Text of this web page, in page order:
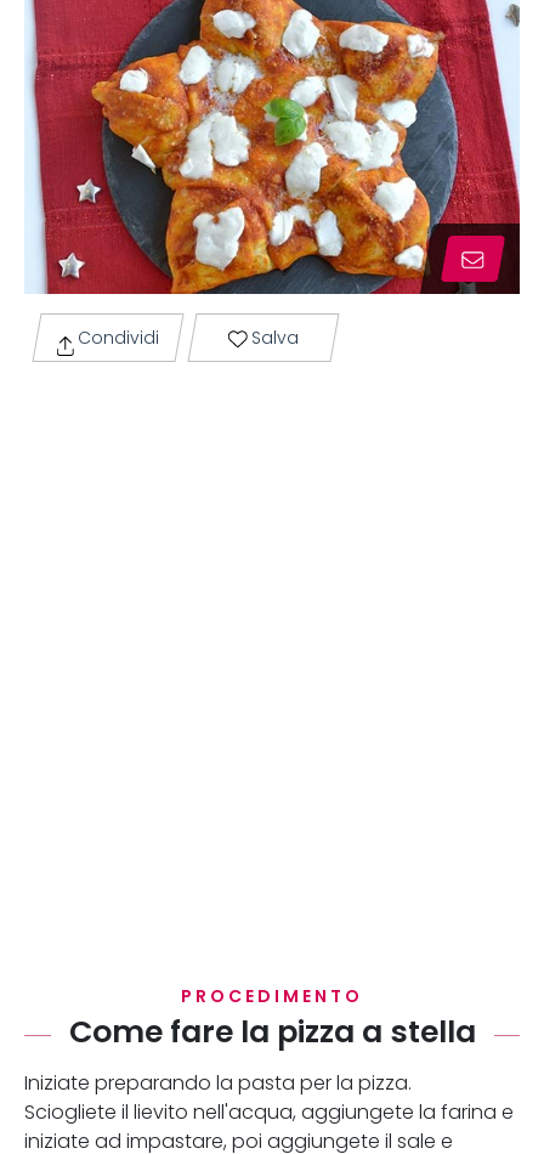
Condividi Salva
PROCEDIMENTO
Come fare la pizza a stella
Iniziate preparando la pasta per la pizza.
Sciogliete il lievito nell'acqua, aggiungete la farina e
iniziate ad impastare, poi aggiungete il sale e